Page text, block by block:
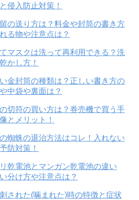
侵入防止対策！
の送り方は？料金や封筒の書き方
る物や注意点は？
マスクは洗って再利用できる？洗
かし方！
金封筒の種類は？正しい書き方の
中袋や裏面は？
切符の買い方は？券売機で買う手
とメリット！
蜘蛛の退治方法はコレ！入れない
防対策！
乾電池とマンガン乾電池の違い
分け方や注意点は？
された(噛まれた)時の特徴と症状